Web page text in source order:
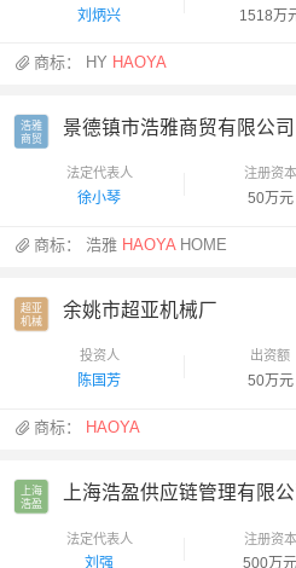
刘炳兴 1518万
商标： HY HAOYA
浩雅
商贸
景德镇市浩雅商贸有限公司
法定代表人
徐小琴
注册资本
50万元
商标：浩雅 HAOYAHOME
超亚
机械
余姚市超亚机械厂
投资人
陈国芳
出资额
50万元
商标： HAOYA
上海
浩盈
上海浩盈供应链管理有限公
法定代表人
刘强
注册资本
500万元